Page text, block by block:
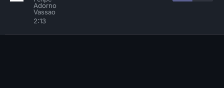
Adorno
Vassao
2:13